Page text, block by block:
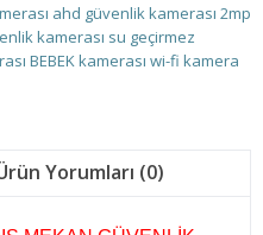
ahd güvenlik kamerası 2mp
kamerası su geçirmez
BEBEK kamerası wi-fi kamera
Yorumları (0)